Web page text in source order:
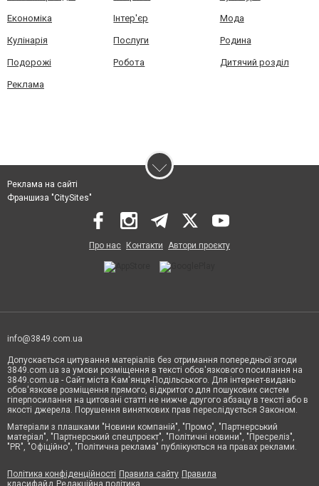
Економіка Інтер'єр Мода
Кулінарія Послуги Родина
Подорожі Робота Дитячий розділ
Реклама
Реклама на сайті
Франшиза "CitySites"
Про нас Контакти Автори проєкту
info@3849.com.ua
Допускається цитування матеріалів без отримання попередньої згоди
3849.com.ua за умови розміщення в тексті обов'язкового посилання на
3849.com.ua - Сайт міста Кам'янця-Подільського. Для інтернет-видань
обов'язкове розміщення прямого, відкритого для пошукових систем
гіперпосилання на цитовані статті не нижче другого абзацу в тексті або в
якості джерела. Порушення виняткових прав переслідується Законом.
Матеріали з плашками "Новини компаній", "Промо", "Партнерський
матеріал", "Партнерський спецпроєкт", "Політичні новини", "Пресреліз",
"PR", "Офіційно", "Політична реклама" публікуються на правах реклами.
Політика конфіденційності Правила сайту Правила
класифайд Редакційна політика